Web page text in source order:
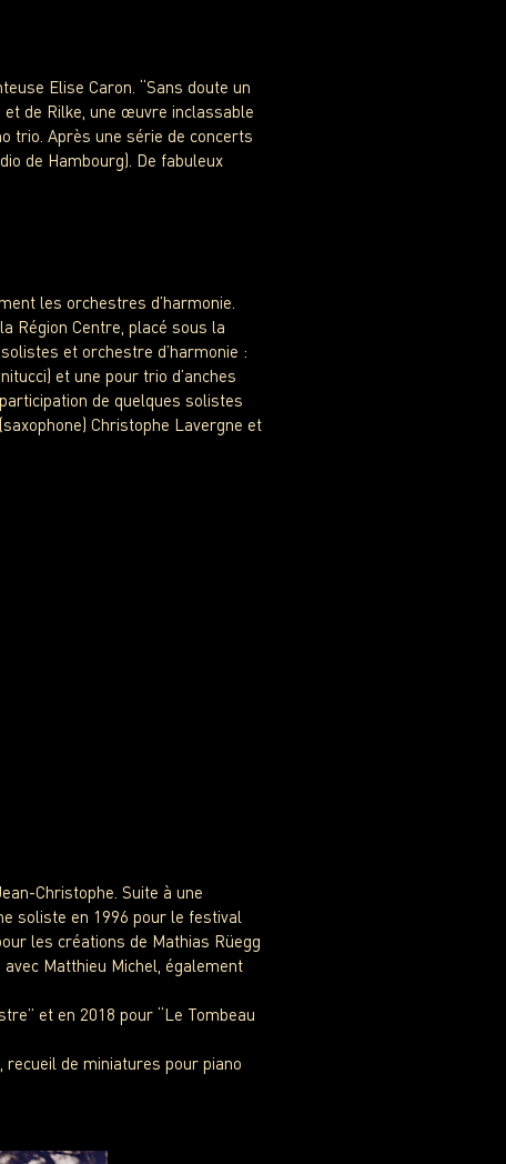
Elise Caron. “Sans doute un
de Rilke, une œuvre inclassable
trio. Après une série de concerts
de Hambourg). De fabuleux
les orchestres d’harmonie.
Région Centre, placé sous la
et orchestre d’harmonie :
et une pour trio d’anches
de quelques solistes
Christophe Lavergne et
Christophe. Suite à une
soliste en 1996 pour le festival
les créations de Mathias Rüegg
Matthieu Michel, également
et en 2018 pour “Le Tombeau
recueil de miniatures pour piano